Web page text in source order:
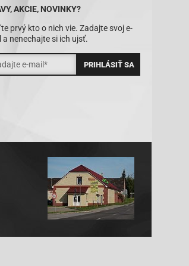
AKCIE, NOVINKY?
prvý kto o nich vie. Zadajte svoj e-
a nenechajte si ich ujsť.